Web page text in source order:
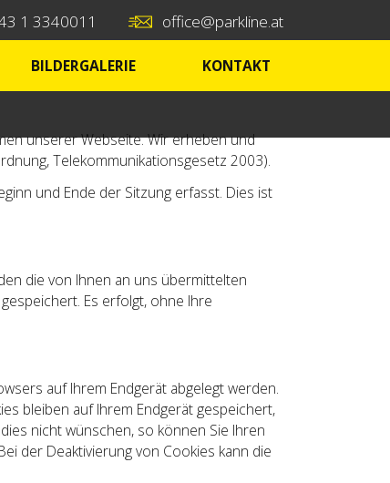
1 3340011 office@parkline.at
BILDERGALERIE KONTAKT
unserer Webseite. Wir erheben und
Telekommunikationsgesetz 2003).
und Ende der Sitzung erfasst. Dies ist
die von Ihnen an uns übermittelten
Es erfolgt, ohne Ihre
auf Ihrem Endgerät abgelegt werden.
bleiben auf Ihrem Endgerät gespeichert,
nicht wünschen, so können Sie Ihren
der Deaktivierung von Cookies kann die